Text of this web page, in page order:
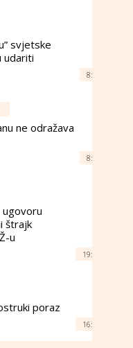
svjetske
udariti
8:
ne odražava
8:
štrajk
u
19:
poraz
16: